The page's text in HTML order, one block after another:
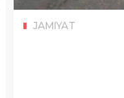
JAMIYAT